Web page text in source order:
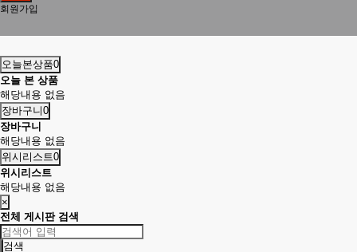
회원가입
오늘본상품0
오늘 본 상품
해당내용 없음
장바구니0
장바구니
해당내용 없음
위시리스트0
위시리스트
해당내용 없음
×
전체 게시판 검색
검색